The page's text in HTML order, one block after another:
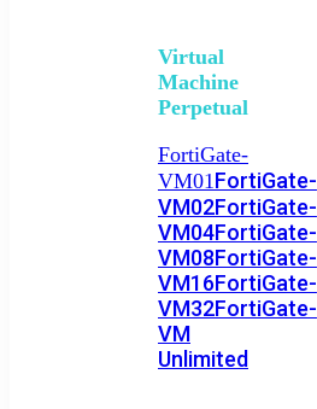
Virtual
Machine
Perpetual
FortiGate-
VM01FortiGate-
VM02FortiGate-
VM04FortiGate-
VM08FortiGate-
VM16FortiGate-
VM32FortiGate-
VM
Unlimited